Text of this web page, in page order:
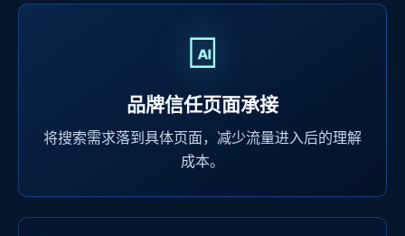
品牌信任页面承接
将搜索需求落到具体页面，减少流量进入后的理解
成本。